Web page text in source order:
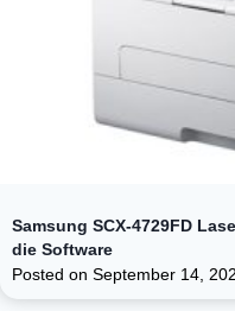
Samsung SCX-4729FD
die Software
Posted on September 14,